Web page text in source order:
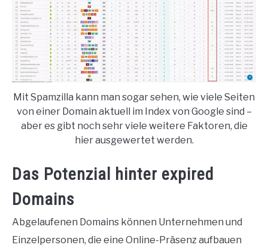
Mit Spamzilla kann man sogar sehen, wie viele Seiten
von einer Domain aktuell im Index von Google sind –
aber es gibt noch sehr viele weitere Faktoren, die
hier ausgewertet werden.
Das Potenzial hinter expired
Domains
Abgelaufenen Domains können Unternehmen und
Einzelpersonen, die eine Online-Präsenz aufbauen